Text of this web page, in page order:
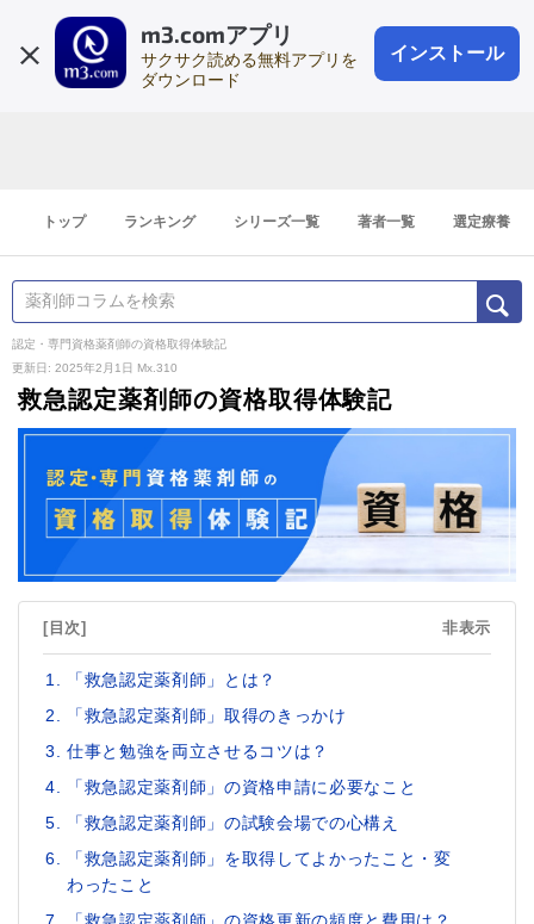
m3.comアプリ
サクサク読める無料アプリを
ダウンロード
インストール
会員登録
登録1分
トップ ランキング シリーズ一覧 著者一覧 選定療養
認定・専門資格薬剤師の資格取得体験記
更新日: 2025年2月1日
Mx.310
救急認定薬剤師の資格取得体験記
[目次] 非表示
「救急認定薬剤師」とは？
「救急認定薬剤師」取得のきっかけ
仕事と勉強を両立させるコツは？
「救急認定薬剤師」の資格申請に必要なこと
「救急認定薬剤師」の試験会場での心構え
「救急認定薬剤師」を取得してよかったこと・変
わったこと